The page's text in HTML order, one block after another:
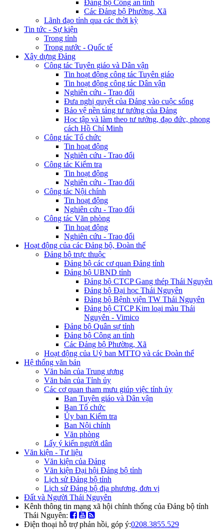
Đảng bộ Công an tỉnh
Các Đảng bộ Phường, Xã
Lãnh đạo tỉnh qua các thời kỳ
Tin tức - Sự kiện
Trong tỉnh
Trong nước - Quốc tế
Xây dựng Đảng
Công tác Tuyên giáo và Dân vận
Tin hoạt động công tác Tuyên giáo
Tin hoạt động công tác Dân vận
Nghiên cứu - Trao đổi
Đưa nghị quyết của Đảng vào cuộc sống
Bảo vệ nền tảng tư tưởng của Đảng
Học tập và làm theo tư tưởng, đạo đức, phong
cách Hồ Chí Minh
Công tác Tổ chức
Tin hoạt động
Nghiên cứu - Trao đổi
Công tác Kiểm tra
Tin hoạt động
Nghiên cứu - Trao đổi
Công tác Nội chính
Tin hoạt động
Nghiên cứu - Trao đổi
Công tác Văn phòng
Tin hoạt động
Nghiên cứu - Trao đổi
Hoạt động của các Đảng bộ, Đoàn thể
Đảng bộ trực thuộc
Đảng bộ các cơ quan Đảng tỉnh
Đảng bộ UBND tỉnh
Đảng bộ CTCP Gang thép Thái Nguyên
Đảng bộ Đại học Thái Nguyên
Đảng bộ Bệnh viện TW Thái Nguyên
Đảng bộ CTCP Kim loại màu Thái
Nguyên - Vimico
Đảng bộ Quân sự tỉnh
Đảng bộ Công an tỉnh
Các Đảng bộ Phường, Xã
Hoạt động của Uỷ ban MTTQ và các Đoàn thể
Hệ thống văn bản
Văn bản của Trung ương
Văn bản của Tỉnh ủy
Các cơ quan tham mưu giúp việc tỉnh ủy
Ban Tuyên giáo và Dân vận
Ban Tổ chức
Ủy ban Kiểm tra
Ban Nội chính
Văn phòng
Lấy ý kiến người dân
Văn kiện - Tư liệu
Văn kiện của Đảng
Văn kiện Đại hội Đảng bộ tỉnh
Lịch sử Đảng bộ tỉnh
Lịch sử Đảng bộ địa phương, đơn vị
Đất và Người Thái Nguyên
Kênh thông tin mạng xã hội chính thống của Đảng bộ tỉnh
Thái Nguyên:
Điện thoại hỗ trợ phản hồi, góp ý:0208.3855.529